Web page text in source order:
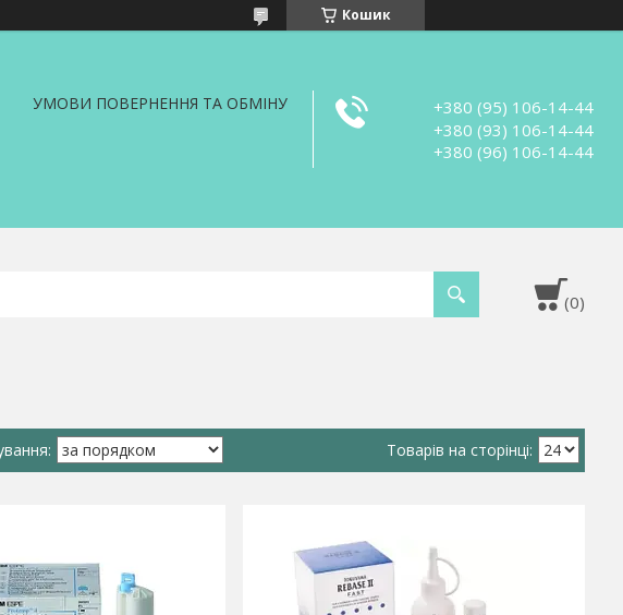
Кошик
УМОВИ ПОВЕРНЕННЯ ТА ОБМІНУ
+380 (95) 106-14-44
+380 (93) 106-14-44
+380 (96) 106-14-44